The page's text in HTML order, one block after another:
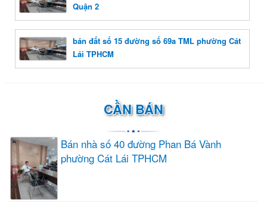
Quận 2
bán đất số 15 đường số 69a TML phường Cát
Lái TPHCM
CẦN BÁN
Bán nhà số 40 đường Phan Bá Vành
phường Cát Lái TPHCM